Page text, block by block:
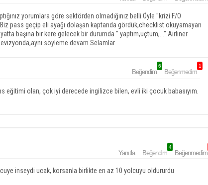
yorumlara göre sektörden olmadığınız belli.Öyle "krizi F/O
pass geçip eli ayağı dolaşan kaptanda gördük,checklist okuyamayan
başına bir kere gelecek bir durumda " yaptım,uçtum,...".Airliner
söyleme devam.Selamlar.
Beğendim
6
Beğenmedim
1
eğitimi olan, çok iyi derecede ingilizce bilen, evli iki çocuk babasıyım.
Yanıtla Beğendim
4
Beğenmedim
inseydi ucak, korsanla birlikte en az 10 yolcuyu oldururdu